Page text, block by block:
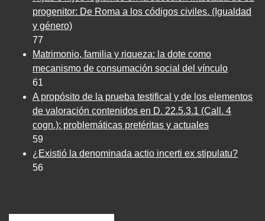
progenitor: De Roma a los códigos civiles. (Igualdad
y género)
77
Matrimonio, familia y riqueza: la dote como
mecanismo de consumación social del vínculo
61
A propósito de la prueba testifical y de los elementos
de valoración contenidos en D. 22.5.3.1 (Call. 4
cogn.): problemáticas pretéritas y actuales
59
¿Existió la denominada actio incerti ex stipulatu?
56